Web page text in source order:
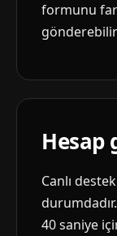
formunu
Hesap
Canlı
40 saniye